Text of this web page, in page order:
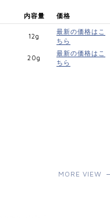
内容量 価格
12g
最新の価格はこ
ちら
20g
最新の価格はこ
ちら
MORE VIEW